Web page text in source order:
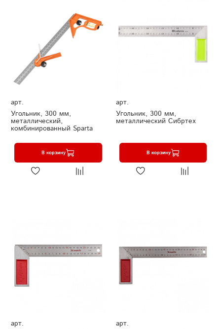
арт.
Угольник, 300 мм,
металлический,
комбинированный Sparta
В корзину
арт.
Угольник, 300 мм,
металлический Сибртех
В корзину
арт.
арт.